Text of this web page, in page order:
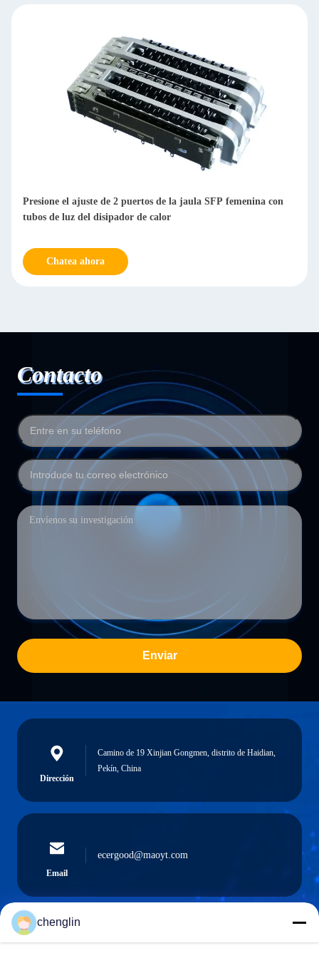
IPD correctly. The manual adjustment is smooth, and
finding that sweet spot makes all the difference. No
more eye strain during long sessions. Highly r
Presione el ajuste de 2 puertos de la jaula SFP femenina con
tubos de luz del disipador de calor
Chatea ahora
Contacto
Enviar
Dirección
Camino de 19 Xinjian Gongmen, distrito de Haidian,
Pekín, China
Email
ecergood@maoyt.com
chenglin